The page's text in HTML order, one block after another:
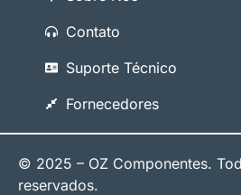
Contato
Suporte Técnico
Fornecedores
© 2025 – OZ Componentes.
reservados.